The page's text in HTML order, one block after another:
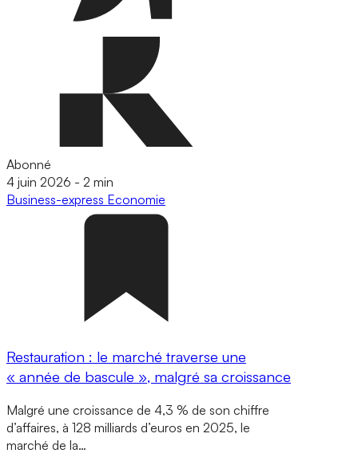
Abonné
4 juin 2026 - 2 min
Business-express Economie
Restauration : le marché traverse une
« année de bascule », malgré sa croissance
Malgré une croissance de 4,3 % de son chiffre
d’affaires, à 128 milliards d’euros en 2025, le
marché de la…